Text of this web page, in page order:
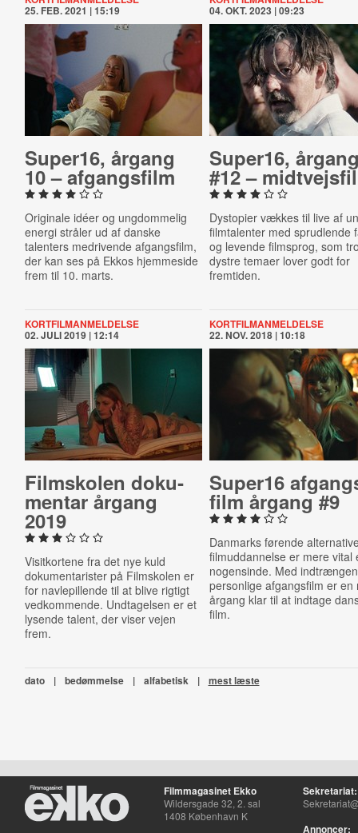
25. FEB. 2021 | 15:19
Super16, årgang
10 – af­gangs­film
Originale idéer og ungdommelig
energi stråler ud af danske
talenters medrivende afgangsfilm,
der kan ses på Ekkos hjemmeside
frem til 10. marts.
04. OKT. 2023 | 09:23
Super16,
#12 –
Dystopier vækkes til live af
filmtalenter med sprudlende
og levende filmsprog, som
dystre temaer lover godt for
fremtiden.
KORTFILMANMELDELSE
02. JULI 2019 | 12:14
Film­sko­len do­ku­
men­tar årgang
2019
Visitkortene fra det nye kuld
dokumentarister på Filmskolen er
for navlepillende til at blive rigtigt
vedkommende. Undtagelsen er et
lysende talent, der viser vejen
frem.
KORTFILMANMELDELSE
22. NOV. 2018 | 10:18
Super16
film årgang #9
Danmarks førende
filmuddannelse er mere vital
nogensinde. Med
personlige afgangsfilm er en
årgang klar til at indtage
film.
dato | bedømmelse | alfabetisk | mest læste
Filmmagasinet Ekko
Wildersgade 32, 2. sal
1408 København K
Sekretariat:
Annoncer: